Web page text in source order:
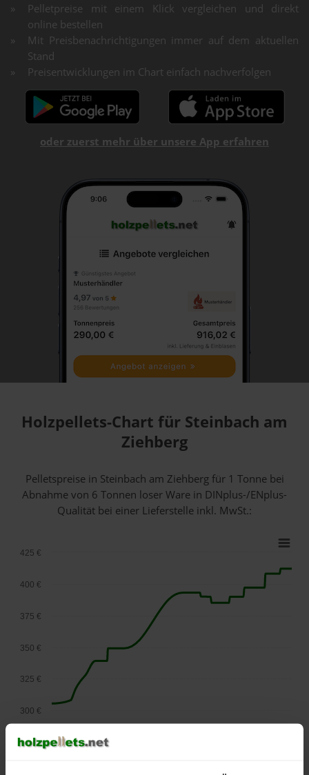
Pelletpreise mit einem Klick vergleichen und direkt
online bestellen
Mit Preisbenachrichtigungen immer auf dem aktuellen
Stand
Preisentwicklungen im Chart einfach nachverfolgen
oder zuerst mehr über unsere App erfahren
Holzpellets-Chart für Steinbach am
Ziehberg
Pelletspreise in Steinbach am Ziehberg für 1 Tonne bei
Abnahmevon 6 Tonnen loser Ware in DINplus-/ENplus-
Qualität bei einer Lieferstelle inkl. MwSt.:
September
275 €
300 €
325 €
350 €
375 €
400 €
425 €